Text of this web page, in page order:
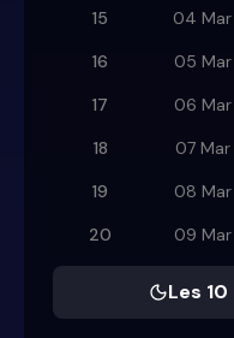
15
04 Mar
16
05 Mar
17
06 Mar
18
07 Mar
19
08 Mar
20
09 Mar
Les